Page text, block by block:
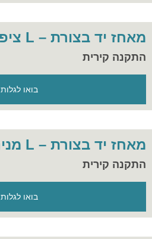
מאחז יד בצורת – L ציפוי ניילון לבן
התקנה קירית
בואו לגלות
מאחז יד בצורת – L מנירוסטה 304
התקנה קירית
בואו לגלות